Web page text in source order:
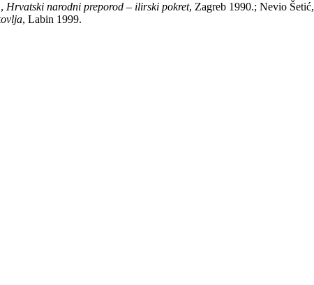
Hrvatski narodni preporod – ilirski pokret, Zagreb 1990.; Nevio Šetić,
, Labin 1999.